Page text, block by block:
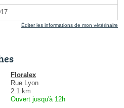
Éditer les informations de mon vétérinaire
Floralex
Rue Lyon
2.1 km
Ouvert jusqu'à 12h